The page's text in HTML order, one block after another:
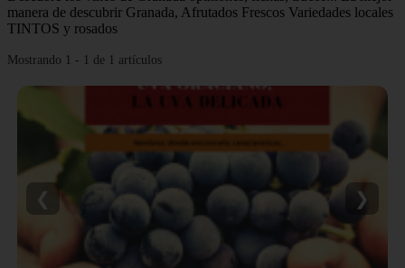
manera de descubrir Granada, Afrutados Frescos Variedades locales
TINTOS y rosados
Mostrando 1 - 1 de 1 artículos
❮ ❯